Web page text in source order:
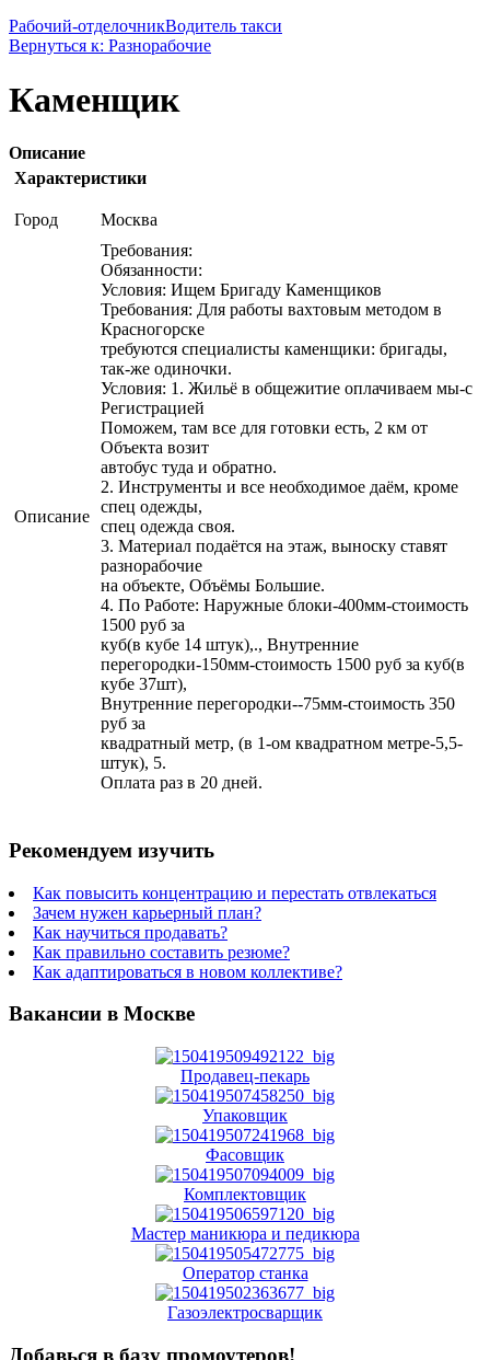
Рабочий-отделочникВодитель такси
Вернуться к: Разнорабочие
Каменщик
Описание
Характеристики
Город Москва
Описание
Требования:
Обязанности:
Условия: Ищем Бригаду Каменщиков
Требования: Для работы вахтовым методом в
Красногорске
требуются специалисты каменщики: бригады,
так-же одиночки.
Условия: 1. Жильё в общежитие оплачиваем мы-с
Регистрацией
Поможем, там все для готовки есть, 2 км от
Объекта возит
автобус туда и обратно.
2. Инструменты и все необходимое даём, кроме
спец одежды,
спец одежда своя.
3. Материал подаётся на этаж, выноску ставят
разнорабочие
на объекте, Объёмы Большие.
4. По Работе: Наружные блоки-400мм-стоимость
1500 руб за
куб(в кубе 14 штук),., Внутренние
перегородки-150мм-стоимость 1500 руб за куб(в
кубе 37шт),
Внутренние перегородки--75мм-стоимость 350
руб за
квадратный метр, (в 1-ом квадратном метре-5,5-
штук), 5.
Оплата раз в 20 дней.
Рекомендуем изучить
Как повысить концентрацию и перестать отвлекаться
Зачем нужен карьерный план?
Как научиться продавать?
Как правильно составить резюме?
Как адаптироваться в новом коллективе?
Вакансии в Москве
Продавец-пекарь
Упаковщик
Фасовщик
Комплектовщик
Мастер маникюра и педикюра
Оператор станка
Газоэлектросварщик
Добавься в базу промоутеров!